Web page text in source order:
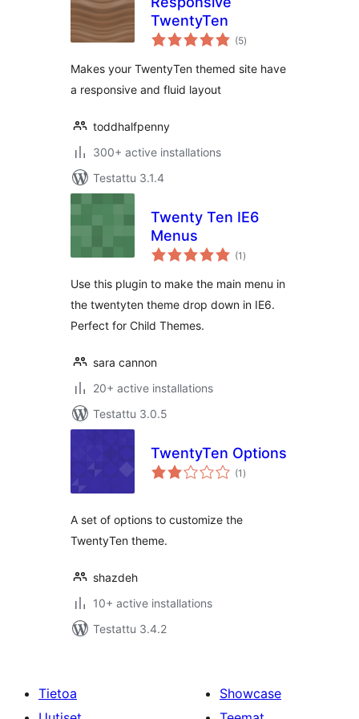
TwentyTen
(5arvosanat
yhteensä
)
Makes your TwentyTen themed site have
a responsive and fluid layout
toddhalfpenny
300+ active installations
Testattu 3.1.4
Twenty Ten IE6
Menus
(1 arvosanat
yhteensä
)
Use this plugin to make the main menu in
the twentyten theme drop down in IE6.
Perfect for Child Themes.
sara cannon
20+ active installations
Testattu 3.0.5
TwentyTen Options
(1 arvosanat
yhteensä
)
A set of options to customize the
TwentyTen theme.
shazdeh
10+ active installations
Testattu 3.4.2
Tietoa
Showcase